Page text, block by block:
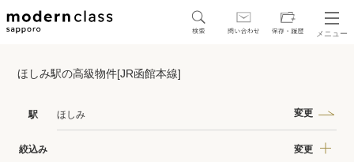
メニュー
ほしみ駅の高級物件[JR函館本線]
駅 ほしみ 変更
絞込み 変更